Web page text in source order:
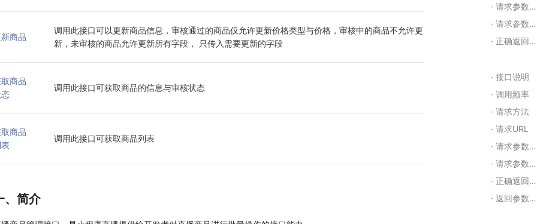
商品
调用此接口可以更新商品信息，审核通过的商品仅允许更新价格类型与价格，审核中的商品不允许更
新，未审核的商品允许更新所有字段， 只传入需要更新的字段
商品
调用此接口可获取商品的信息与审核状态
商品
调用此接口可获取商品列表
、简介
请求参数示例： json
请求参数含义
正确返回示例
接口说明
调用频率
请求方法
请求URL
请求参数示例： json
请求参数含义
正确返回示例
返回参数含义